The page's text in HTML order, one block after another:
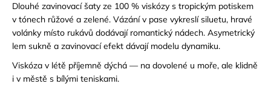
Dlouhé zavinovací šaty ze 100 % viskózy s tropickým potiskem
v tónech růžové a zelené. Vázání v pase vykreslí siluetu, hravé
volánky místo rukávů dodávají romantický nádech. Asymetrický
lem sukně a zavinovací efekt dávají modelu dynamiku.
Viskóza v létě příjemně dýchá — na dovolené u moře, ale klidně
i v městě s bílými teniskami.